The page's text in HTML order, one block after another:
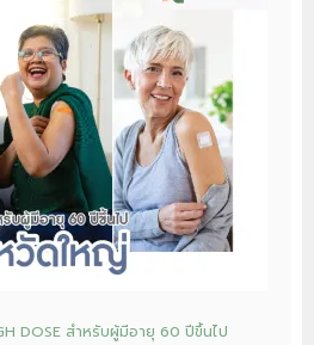
DOSE สำหรับผู้มีอายุ 60 ปีขึ้นไป